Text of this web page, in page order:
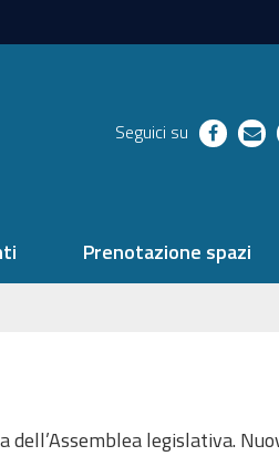
Seguici su
Prenotazione spazi
legislativa.